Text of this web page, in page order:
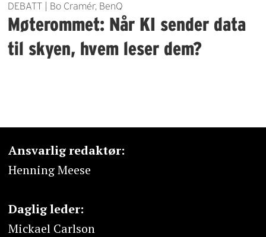
DEBATT | Bo Cramér, BenQ
Møterommet: Når KI sender data
til skyen, hvem leser dem?
Ansvarlig redaktør:
Henning Meese
Daglig leder:
Mickael Carlson